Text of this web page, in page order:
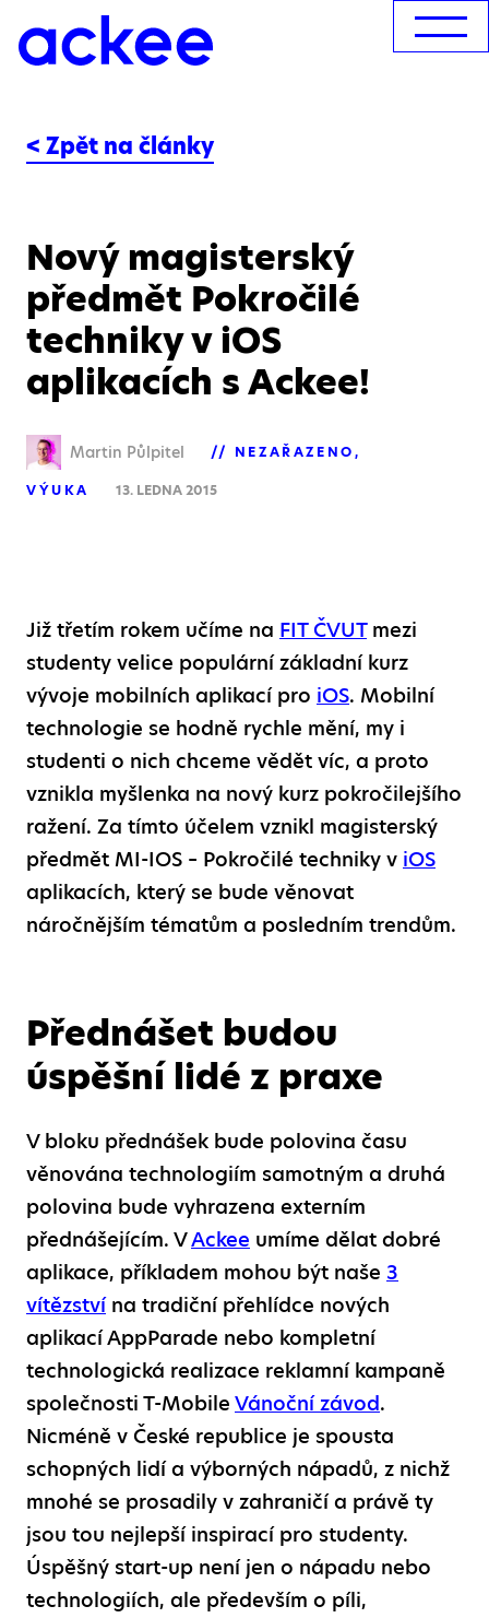
< Zpět na články
Nový magisterský
předmět Pokročilé
techniky v iOS
aplikacích s Ackee!
Martin Půlpitel NEZAŘAZENO
VÝUKA 13. LEDNA 2015
Již třetím rokem učíme na FIT ČVUTmezi
studenty velice populární základní kurz
vývoje mobilních aplikací pro iOS. Mobilní
technologie se hodně rychle mění, my i
studenti o nich chceme vědět víc, a proto
vznikla myšlenka na nový kurz pokročilejšího
ražení. Za tímto účelem vznikl magisterský
předmět MI-IOS – Pokročilé techniky v iOS
aplikacích, který se bude věnovat
náročnějším tématům a posledním trendům.
Přednášet budou
úspěšní lidé z praxe
V bloku přednášek bude polovina času
věnována technologiím samotným a druhá
polovina bude vyhrazena externím
přednášejícím. VAckee umíme dělat dobré
aplikace, příkladem mohou být naše 3
vítězstvína tradiční přehlídce nových
aplikací AppParade nebo kompletní
technologická realizace reklamní kampaně
společnosti T-Mobile Vánoční závod.
Nicméně v České republice je spousta
schopných lidí a výborných nápadů, z nichž
mnohé se prosadily v zahraničí a právě ty
jsou tou nejlepší inspirací pro studenty.
Úspěšný start-up není jen o nápadu nebo
technologiích, ale především o píli,